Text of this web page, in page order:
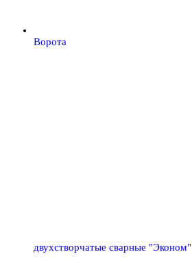
Ворота
двухстворчатые сварные "Эконом"